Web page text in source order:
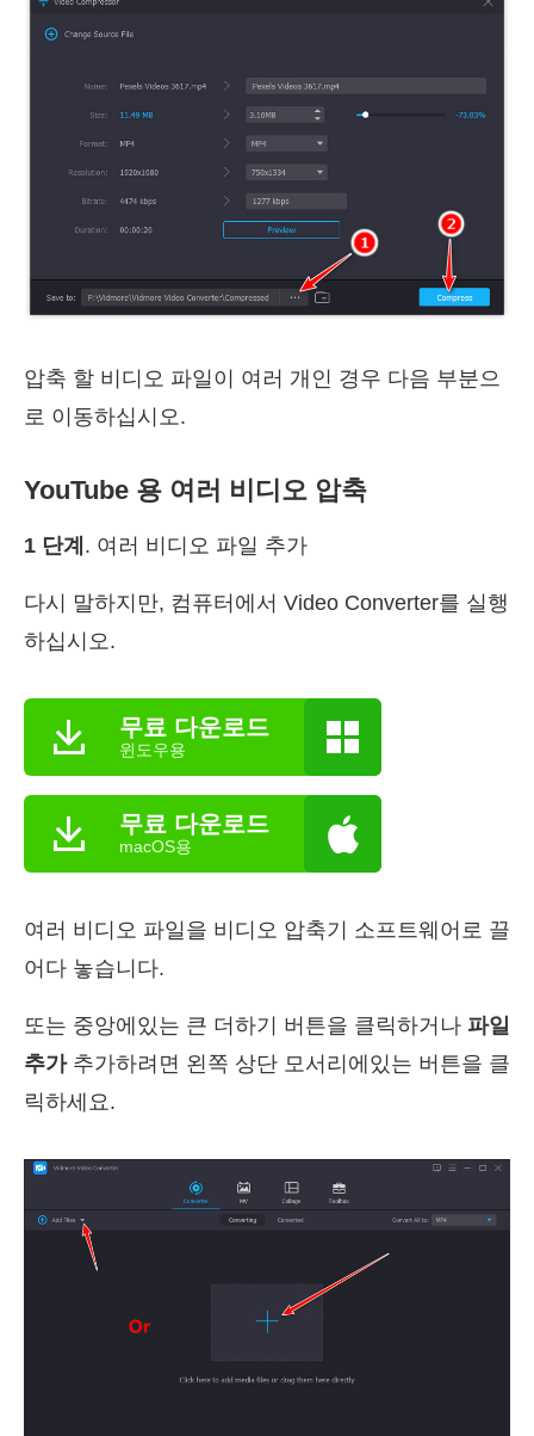
압축 할 비디오 파일이 여러 개인 경우 다음 부분으
로 이동하십시오.
YouTube 용 여러 비디오 압축
1 단계 . 여러 비디오 파일 추가
다시 말하지만, 컴퓨터에서 Video Converter를 실행
하십시오.
무료 다운로드
윈도우용
무료 다운로드
macOS용
여러 비디오 파일을 비디오 압축기 소프트웨어로 끌
어다 놓습니다.
또는 중앙에있는 큰 더하기 버튼을 클릭하거나 파일
추가추가하려면 왼쪽 상단 모서리에있는 버튼을 클
릭하세요.